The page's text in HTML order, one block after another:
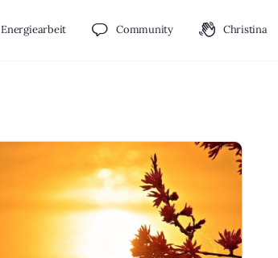
Energiearbeit Community Christina